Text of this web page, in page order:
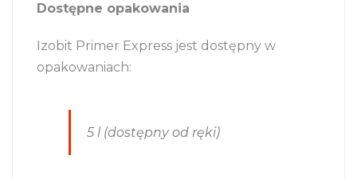
Dostępne opakowania
Izobit Primer Express jest dostępny w
opakowaniach:
5 l (dostępny od ręki)